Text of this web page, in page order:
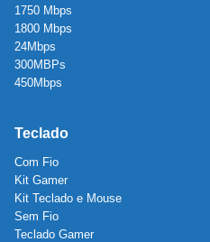
1750 Mbps
1800 Mbps
24Mbps
300MBPs
450Mbps
Teclado
Com Fio
Kit Gamer
Kit Teclado e Mouse
Sem Fio
Teclado Gamer